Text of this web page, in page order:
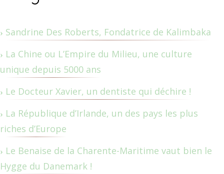
Sandrine Des Roberts, Fondatrice de Kalimbaka
La Chine ou L’Empire du Milieu, une culture
unique depuis 5000 ans
Le Docteur Xavier, un dentiste qui déchire !
La République d’Irlande, un des pays les plus
riches d’Europe
Le Benaise de la Charente-Maritime vaut bien le
Hygge du Danemark !